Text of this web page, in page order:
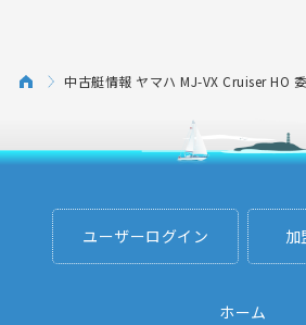
中古艇情報 ヤマハ MJ-VX Cruiser HO
ユーザーログイン 加
ホーム